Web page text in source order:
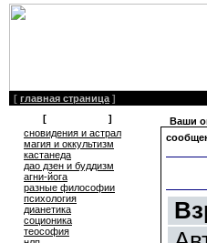
[ главная страница ]
[
]
сновидения и астрал
магия и оккультизм
кастанеда
дао дзен и буддизм
агни-йога
разные философии
психология
дианетика
соционика
теософия
Ваши